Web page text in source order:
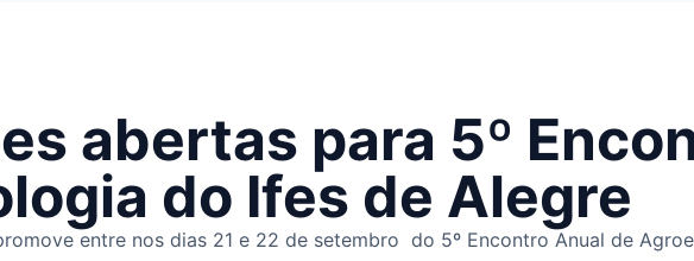
abertas para 5º
do Ifes de Alegre
entre nos dias 21 e 22 de setembro do 5º Encontro Anual de